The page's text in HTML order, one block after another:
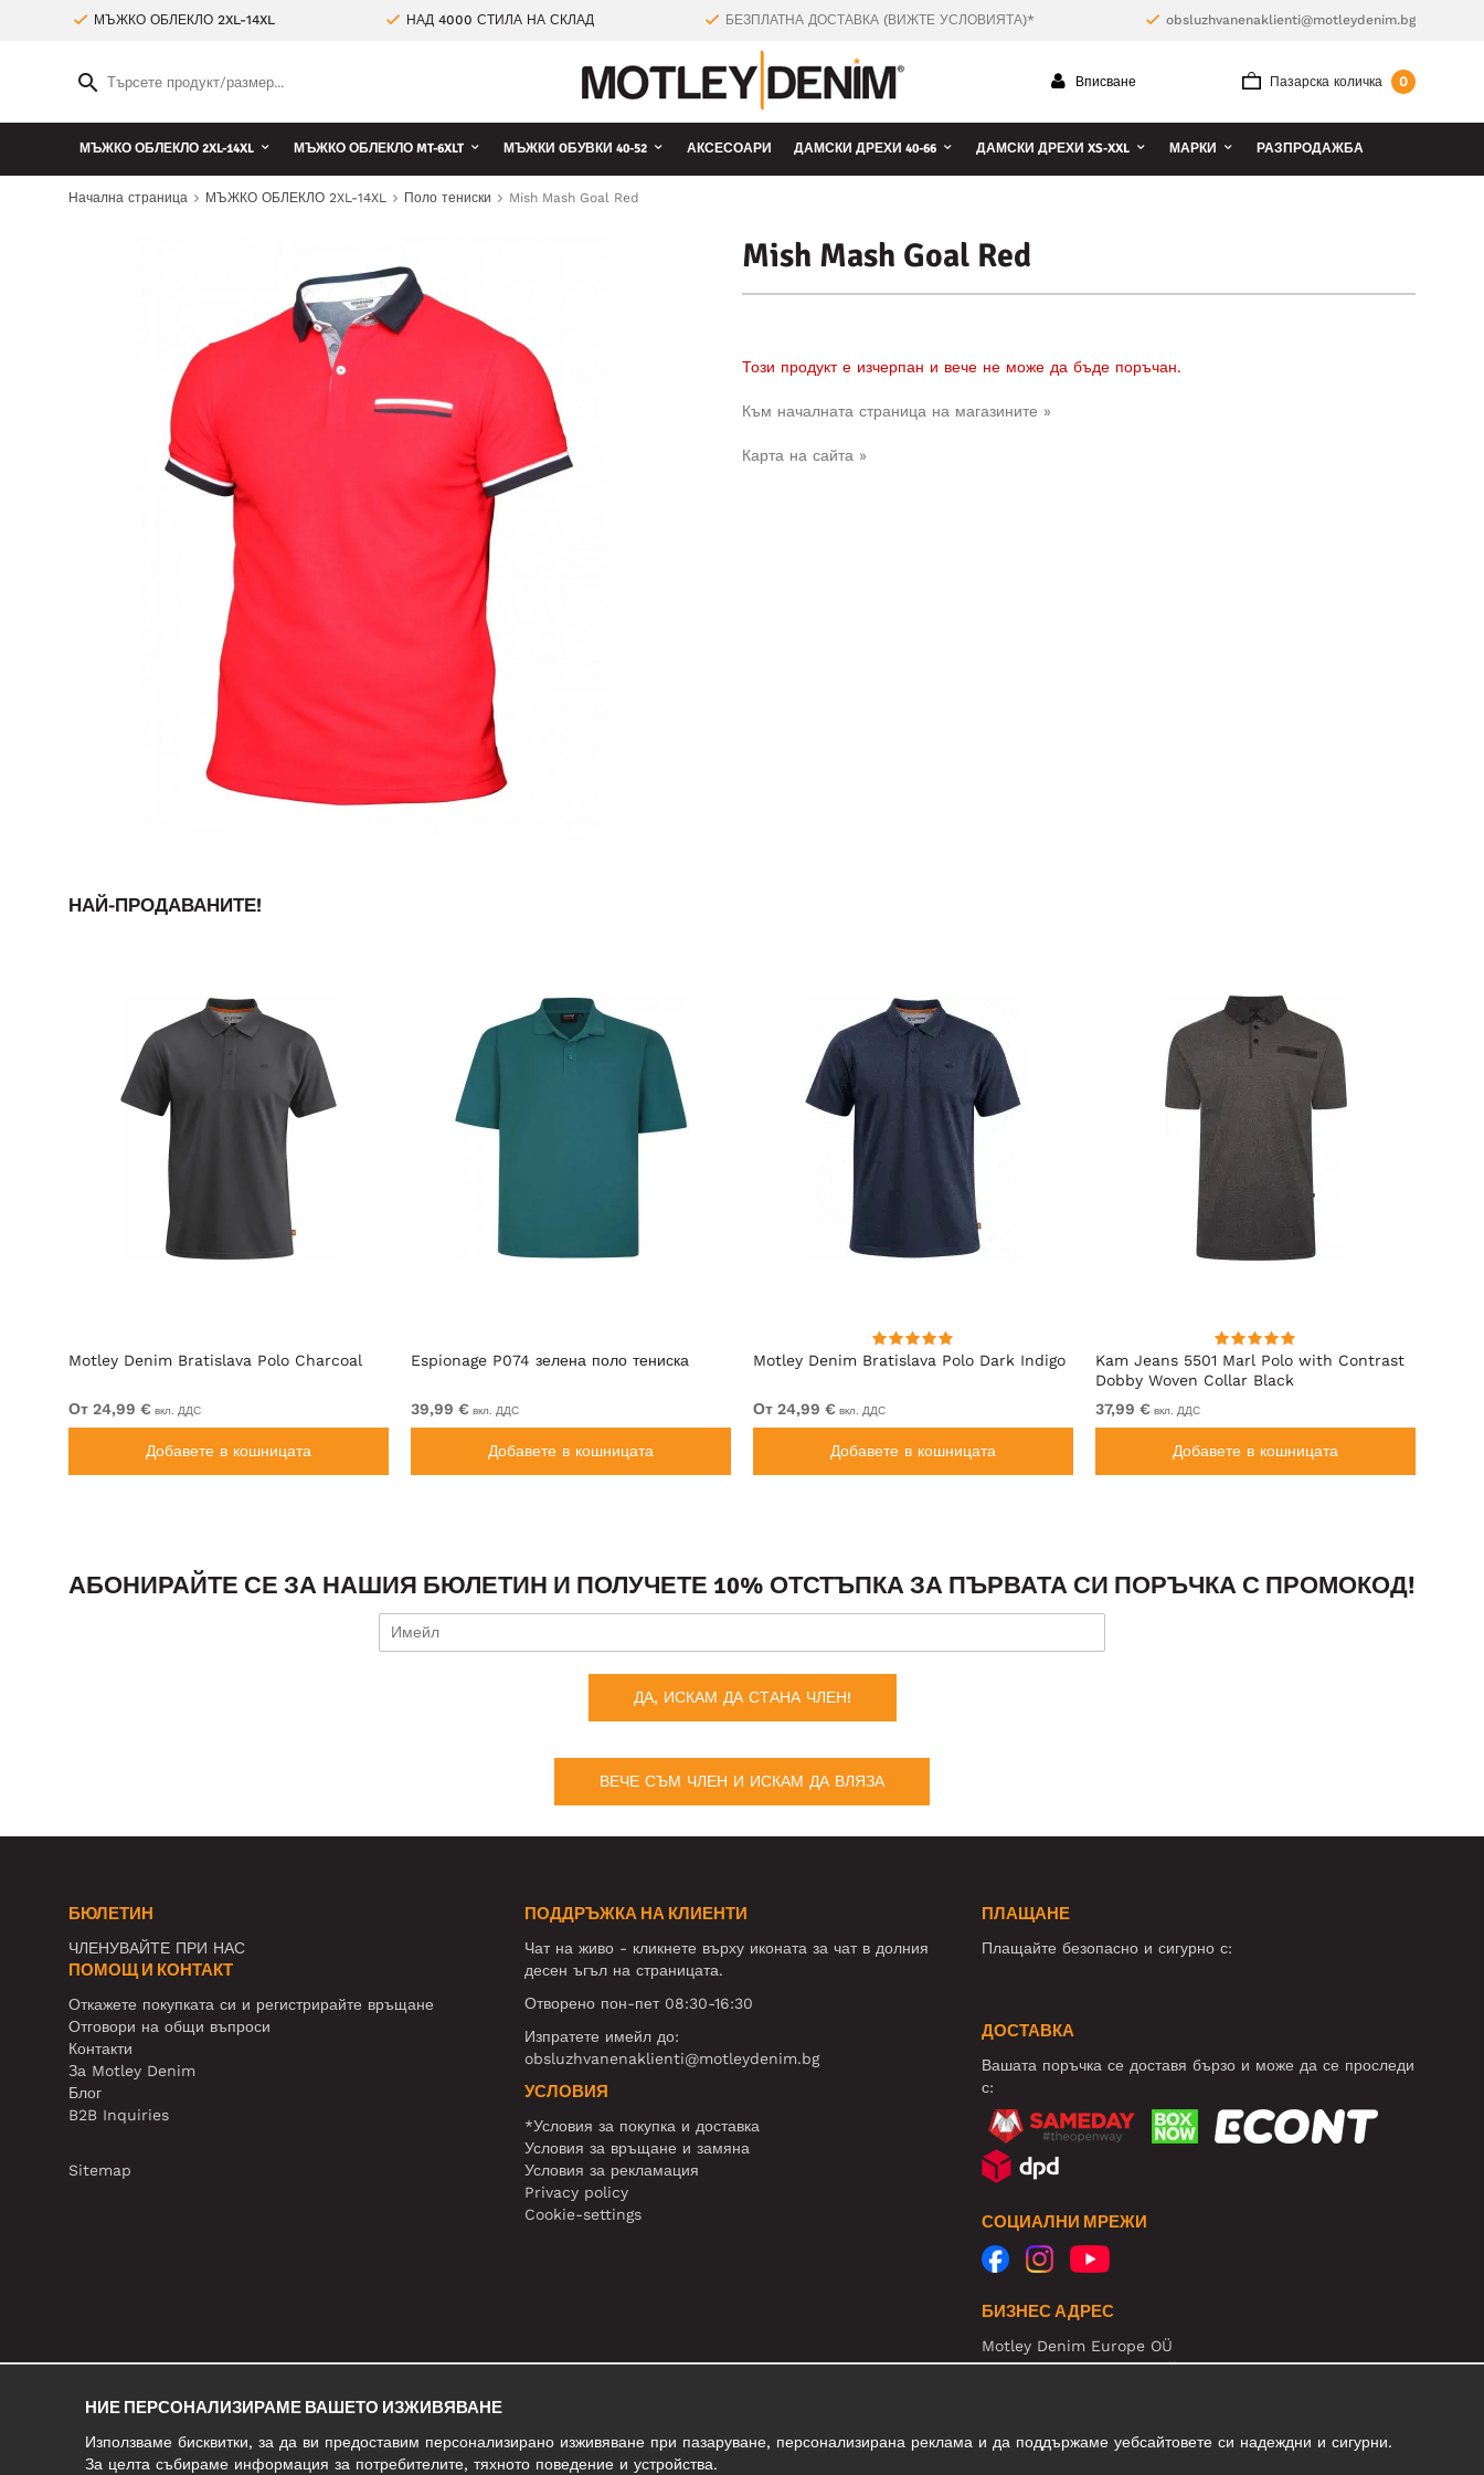
МЪЖКО ОБЛЕКЛО 2XL-14XL НАД 4000 СТИЛА НА СКЛАД БЕЗПЛАТНА ДОСТАВКА (ВИЖТЕ УСЛОВИЯТА)* obsluzhvanenaklienti@motleydenim.bg
Пазарска количка 0
Вписване
МЪЖКО ОБЛЕКЛО 2XL-14XL МЪЖКО ОБЛЕКЛО MT-6XLT МЪЖКИ OБУВКИ 40-52 АКСЕСОАРИ ДАМСКИ ДРЕХИ 40-66 ДАМСКИ ДРЕХИ XS-XXL МАРКИ РАЗПРОДАЖБА
Начална страница МЪЖКО ОБЛЕКЛО 2XL-14XL Поло тениски Mish Mash Goal Red
Mish Mash Goal Red
Този продукт е изчерпан и вече не може да бъде поръчан.
Към началната страница на магазините »
Карта на сайта »
НАЙ-ПРОДАВАНИТЕ!
Motley Denim Bratislava Polo Charcoal
От 24,99 € вкл. ДДС
Добавете в кошницата
Espionage P074 зелена поло тениска
39,99 € вкл. ДДС
Добавете в кошницата
Motley Denim Bratislava Polo Dark Indigo
От 24,99 € вкл. ДДС
Добавете в кошницата
Kam Jeans 5501 Marl Polo with Contrast
Dobby Woven Collar Black
37,99 € вкл. ДДС
Добавете в кошницата
АБОНИРАЙТЕ СЕ ЗА НАШИЯ БЮЛЕТИН И ПОЛУЧЕТЕ 10% ОТСТЪПКА ЗА ПЪРВАТА СИ ПОРЪЧКА С ПРОМОКОД!
ДА, ИСКАМ ДА СТАНА ЧЛЕН!
ВЕЧЕ СЪМ ЧЛЕН И ИСКАМ ДА ВЛЯЗА
БЮЛЕТИН
ЧЛЕНУВАЙТЕ ПРИ НАС
ПОМОЩ И КОНТАКТ
Откажете покупката си и регистрирайте връщане
Отговори на общи въпроси
Контакти
За Motley Denim
Блог
B2B Inquiries
Sitemap
ПОДДРЪЖКА НА КЛИЕНТИ
Чат на живо - кликнете върху иконата за чат в долния
десен ъгъл на страницата.
Отворено пон-пет 08:30-16:30
Изпратете имейл до:
obsluzhvanenaklienti@motleydenim.bg
УСЛОВИЯ
*Условия за покупка и доставка
Условия за връщане и замяна
Условия за рекламация
Privacy policy
Cookie-settings
ПЛАЩАНЕ
Плащайте безопасно и сигурно с:
ДОСТАВКА
Вашата поръчка се доставя бързо и може да се проследи
с:
СОЦИАЛНИ МРЕЖИ
БИЗНЕС АДРЕС
Motley Denim Europe OÜ
Narva mnt 5, EE-10117 Tallinn
НИЕ ПЕРСОНАЛИЗИРАМЕ ВАШЕТО ИЗЖИВЯВАНЕ
Използваме бисквитки, за да ви предоставим персонализирано изживяване при пазаруване, персонализирана реклама и да поддържаме уебсайтовете си надеждни и сигурни.
За целта събираме информация за потребителите, тяхното поведение и устройства.